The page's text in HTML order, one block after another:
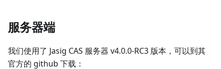
服务器端
我们使用了 Jasig CAS 服务器 v4.0.0-RC3 版本，可以到其
官方的 github 下载：